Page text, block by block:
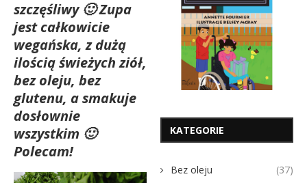
szczęśliwy 🙂 Zupa
jest całkowicie
wegańska, z dużą
ilością świeżych ziół,
bez oleju, bez
glutenu, a smakuje
dosłownie
wszystkim 🙂
Polecam!
KATEGORIE
Bez oleju (37)